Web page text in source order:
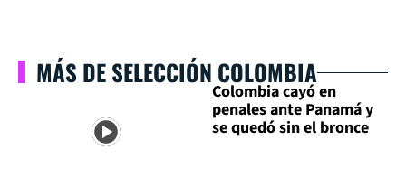
MÁS DE SELECCIÓN COLOMBIA
Colombia cayó en
penales ante Panamá y
se quedó sin el bronce